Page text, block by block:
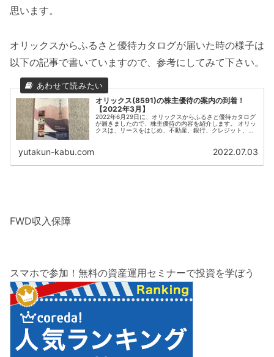
思います。
オリックスからふるさと優待カタログが届いた時の様子は
以下の記事で書いていますので、参考にしてみて下さい。
オリックス(8591)の株主優待の案内の到着！
【2022年3月】
2022年6月29日に、オリックスからふるさと優待カタログ
が届きましたので、株主優待の内容を紹介します。 オリッ
クスは、リースをはじめ、不動産、銀行、クレジット、プ
yutakun-kabu.com 2022.07.03
FWD収入保障
スマホで参加！無料の資産運用セミナーで投資を学ぼう